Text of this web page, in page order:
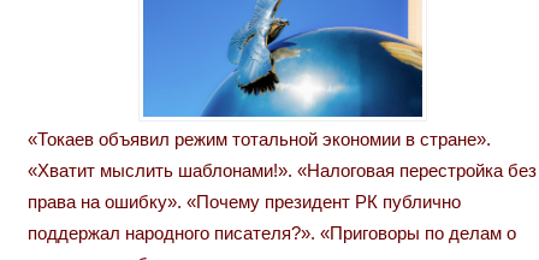
«Токаев объявил режим тотальной экономии в стране».
«Хватит мыслить шаблонами!». «Налоговая перестройка без
права на ошибку». «Почему президент РК публично
поддержал народного писателя?». «Приговоры по делам о